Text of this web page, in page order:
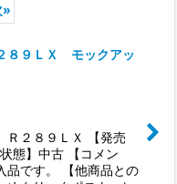
»
８９ＬＸ モックアッ
Ｒ２８９ＬＸ 【発売
態】中古 【コメン
品です。 【他商品との